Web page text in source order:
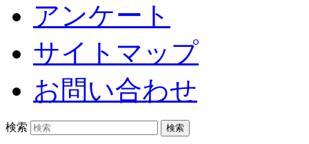
アンケート
サイトマップ
お問い合わせ
検索